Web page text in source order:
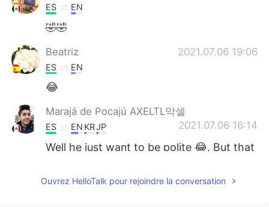
ES EN
🤣🤣
Beatriz 2021.07.06 19:06
ES EN
😂
Marajá de Pocajú AXELTL악셀
2021.07.06 16:14
ES EN KRJP
Well he just want to be polite 😂. But that
your language. Just remember he is being
Ouvrez HelloTalk pour rejoindre la conversation